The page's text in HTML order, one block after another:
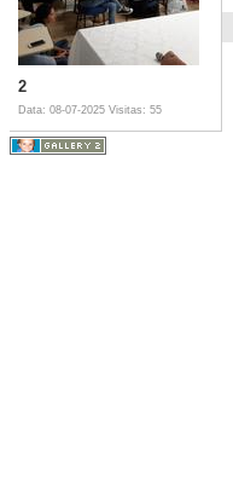
2
Data: 08-07-2025 Visitas: 55